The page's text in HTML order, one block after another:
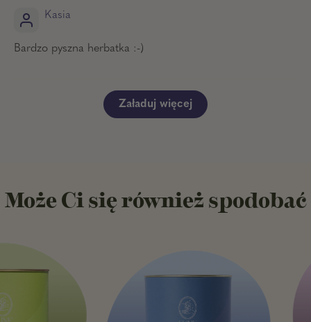
Kasia
Bardzo pyszna herbatka :-)
Załaduj więcej
Może Ci się również spodobać
b